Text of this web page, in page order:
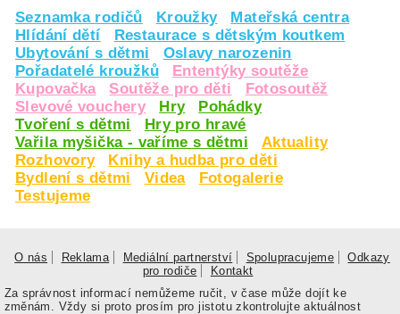
Seznamka rodičů Kroužky
Mateřská centra
Hlídání dětí
Restaurace s dětským koutkem
Ubytování s dětmi
Oslavy narozenin
Pořadatelé kroužků
Ententýky soutěže
Kupovačka
Soutěže pro děti
Fotosoutěž
Slevové vouchery
Hry
Pohádky
Tvoření s dětmi
Hry pro hravé
Vařila myšička - vaříme s dětmi
Aktuality
Rozhovory
Knihy a hudba pro děti
Bydlení s dětmi
Videa
Fotogalerie
Testujeme
O nás Reklama Mediální partnerství Spolupracujeme
Odkazy
pro rodiče
Kontakt
Za správnost informací nemůžeme ručit, v čase může dojít ke
změnám. Vždy si proto prosím pro jistotu zkontrolujte aktuálnost